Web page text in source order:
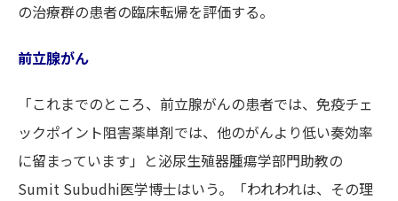
の治療群の患者の臨床転帰を評価する。
前立腺がん
「これまでのところ、前立腺がんの患者では、免疫チェ
ックポイント阻害薬単剤では、他のがんより低い奏効率
に留まっています」と泌尿生殖器腫瘍学部門助教の
Sumit Subudhi医学博士はいう。「われわれは、その理